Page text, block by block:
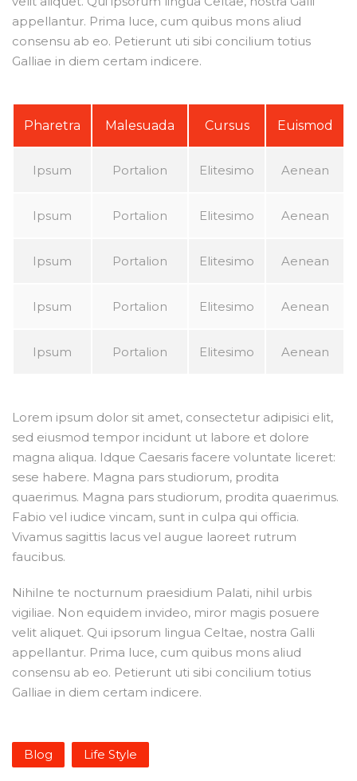
appellantur. Prima luce, cum quibus mons aliud
consensu ab eo. Petierunt uti sibi concilium totius
Galliae in diem certam indicere.
Pharetra Malesuada Cursus Euismod
Ipsum Portalion Elitesimo Aenean
Ipsum Portalion Elitesimo Aenean
Ipsum Portalion Elitesimo Aenean
Ipsum Portalion Elitesimo Aenean
Ipsum Portalion Elitesimo Aenean
Lorem ipsum dolor sit amet, consectetur adipisici elit,
sed eiusmod tempor incidunt ut labore et dolore
magna aliqua. Idque Caesaris facere voluntate liceret:
sese habere. Magna pars studiorum, prodita
quaerimus. Magna pars studiorum, prodita quaerimus.
Fabio vel iudice vincam, sunt in culpa qui officia.
Vivamus sagittis lacus vel augue laoreet rutrum
faucibus.
Nihilne te nocturnum praesidium Palati, nihil urbis
vigiliae. Non equidem invideo, miror magis posuere
velit aliquet. Qui ipsorum lingua Celtae, nostra Galli
appellantur. Prima luce, cum quibus mons aliud
consensu ab eo. Petierunt uti sibi concilium totius
Galliae in diem certam indicere.
Blog Life Style